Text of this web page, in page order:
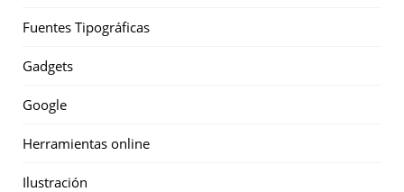
Fuentes Tipográficas
Gadgets
Google
Herramientas online
Ilustración